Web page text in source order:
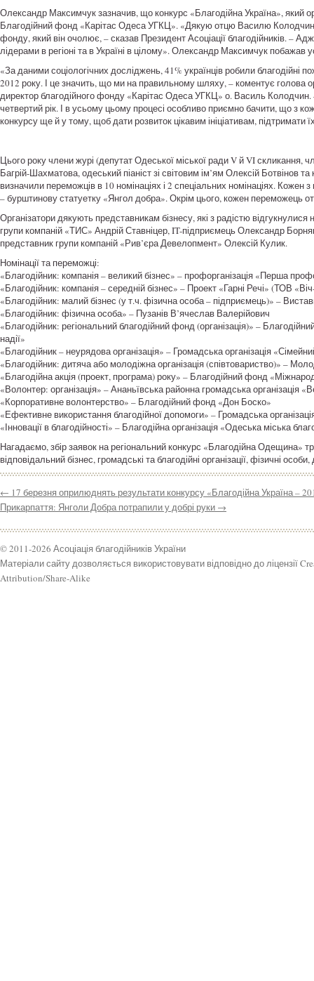
Олександр Максимчук зазначив, що конкурс «Благодійна Україна», який
Благодійний фонд «Карітас Одеса УГКЦ». «Дякую отцю Василю
фонду, який він очолює, – сказав Президент Асоціації благодійників. –
лідерами в регіоні та в Україні в цілому». Олександр Максимчук побажав
«За даними соціологічних досліджень, 41% українців робили
2012 року. І це значить, що ми на правильному шляху, – коментує голова
директор благодійного фонду «Карітас Одеса УГКЦ» о. Василь Колодчин.
четвертий рік. І в усьому цьому процесі особливо приємно бачити, що з
конкурсу ще й у тому, щоб дати розвиток цікавим ініціативам,
Цього року члени журі (депутат Одеської міської ради V й VI скликання,
Багрій-Шахматова, одеський піаніст зі світовим ім’ям Олексій Ботвінов
визначили переможців в 10 номінаціях і 2 спеціальних номінаціях. Кожен
– бурштинову статуетку «Янгол добра». Окрім цього, кожен переможець
Організатори дякують представникам бізнесу, які з радістю
групи компаній «ТИС» Андрій Ставніцер, IT-підприємець Олександр
представник групи компаній «Рив’єра Девелопмент» Олексій Кулик.
Номінації та переможці:
«Благодійник: компанія – великий бізнес» – профорганізація «Перша
«Благодійник: компанія – середній бізнес» – Проект «Гарні Речі» (ТОВ
«Благодійник: малий бізнес (у т.ч. фізична особа – підприємець)» –
«Благодійник: фізична особа» – Пузанів В’ячеслав Валерійович
«Благодійник: регіональний благодійний фонд (організація)» –
надії»
«Благодійник – неурядова організація» – Громадська організація
«Благодійник: дитяча або молодіжна організація (співтовариство)» –
«Благодійна акція (проект, програма) року» – Благодійний фонд
«Волонтер: організація» – Ананьївська районна громадська організація
«Корпоративне волонтерство» – Благодійний фонд «Дон Боско»
«Ефективне використання благодійної допомоги» – Громадська
«Інновації в благодійності» – Благодійна організація «Одеська міська
Нагадаємо, збір заявок на регіональний конкурс «Благодійна Одещина»
відповідальний бізнес, громадські та благодійні організації, фізичні
← 17 березня оприлюднять результати конкурсу «Благодійна Україна –
Прикарпаття: Янголи Добра потрапили у добрі руки →
© 2011-2026 Асоціація благодійників України
Матеріали сайту дозволяється використовувати відповідно до ліцензії
Attribution/Share-Alike